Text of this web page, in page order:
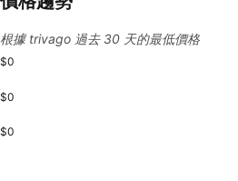
根據 trivago 過去 30 天的最低價格
$0
$0
$0